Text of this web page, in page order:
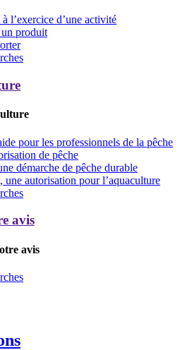
l’exercice d’une activité
produit
pour les professionnels de la pêche
de pêche
démarche de pêche durable
autorisation pour l’aquaculture
avis
avis